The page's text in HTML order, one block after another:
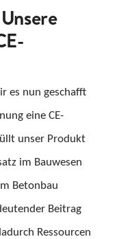
es nun geschafft
eine CE-
unser Produkt
im Bauwesen
Betonbau
Beitrag
Ressourcen